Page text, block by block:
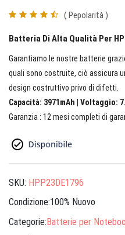
( Pepolarità )
Batteria Di Alta Qualità Per HP
Garantiamo le nostre batterie
quali sono costruite, ciò assicura
design costruttivo privo di difetti.
Capacità: 3971mAh | Voltaggio:
Garanzia : 12 mesi completi di
SKU: HPP23DE1796
Condizione:100% Nuovo
Categorie:Batterie per